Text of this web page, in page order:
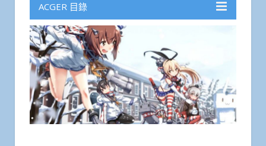
ACGER 目錄